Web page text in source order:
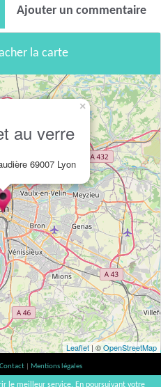
Ajouter un commentaire
la carte
au verre
69007 Lyon
×
Leaflet| ©OpenStreetMap
Contact
Mentions légales
santé, à consommer avec modération. |
le meilleur service. En poursuivant votre